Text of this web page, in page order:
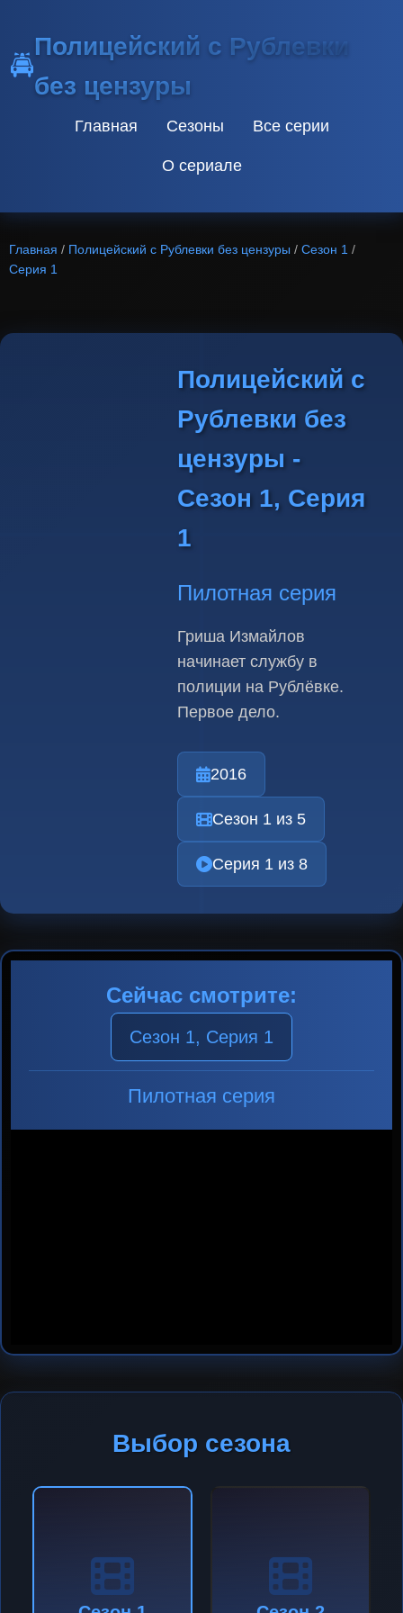
🚔
Полицейский с Рублевки
без цензуры
Главная Сезоны Все серии
О сериале
Главная / Полицейский с Рублевки без цензуры / Сезон 1 /
Серия 1
Полицейский с
Рублевки без
цензуры -
Сезон 1, Серия
1
Пилотная серия
Гриша Измайлов
начинает службу в
полиции на Рублёвке.
Первое дело.
2016
Сезон 1 из 5
Серия 1 из 8
Сейчас смотрите:
Сезон 1, Серия 1
Пилотная серия
Выбор сезона